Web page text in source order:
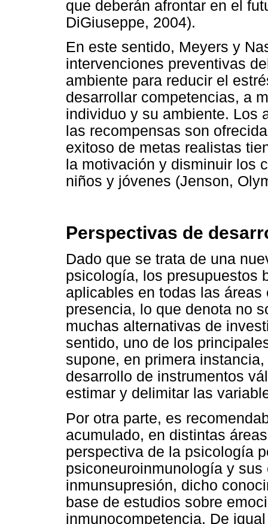
que deberán afrontar en el
DiGiuseppe, 2004).
En este sentido, Meyers y
intervenciones preventivas
ambiente para reducir el
desarrollar competencias, a
individuo y su ambiente. Los
las recompensas son
exitoso de metas realistas
la motivación y disminuir los
niños y jóvenes (Jenson,
Perspectivas de
Dado que se trata de una
psicología, los presupuestos
aplicables en todas las
presencia, lo que denota no
muchas alternativas de
sentido, uno de los
supone, en primera
desarrollo de instrumentos
estimar y delimitar las
Por otra parte, es
acumulado, en distintas
perspectiva de la psicología
psiconeuroinmunología y
inmunsupresión, dicho
base de estudios sobre
inmunocompetencia. De